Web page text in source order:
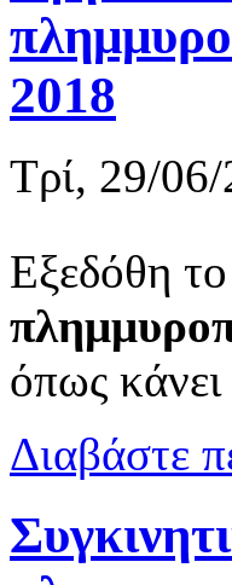
2018
Τρί, 29/
Εξεδόθη
όπως
Διαβάστε